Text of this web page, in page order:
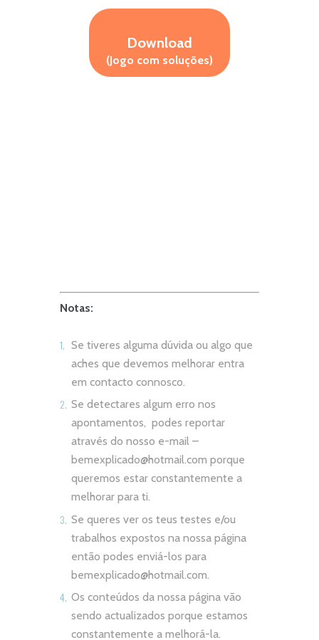
Download
(Jogo com soluções)
Notas:
Se tiveres alguma dúvida ou algo que
aches que devemos melhorar entra
em contacto connosco.
Se detectares algum erro nos
apontamentos, podes reportar
através do nosso e-mail –
bemexplicado@hotmail.com porque
queremos estar constantemente a
melhorar para ti.
Se queres ver os teus testes e/ou
trabalhos expostos na nossa página
então podes enviá-los para
bemexplicado@hotmail.com.
Os conteúdos da nossa página vão
sendo actualizados porque estamos
constantemente a melhorá-la.